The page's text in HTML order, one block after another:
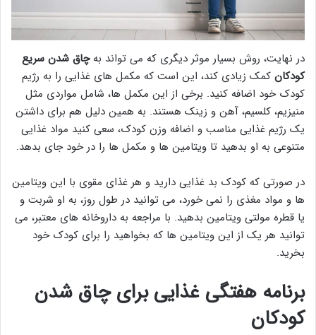
در نهایت، روش بسیار موثر دیگری که می تواند بهچاق شدن سریع
کودکان کمک زیادی کند، این است که مکمل های غذایی را به رژیم
کودک خود اضافه کنید. برخی از این مکمل ها، شامل مواردی مثل
منیزیم، کلسیم، آهن و زینک هستند. به همین دلیل هم برای داشتن
یک رژیم غذایی مناسب و اضافه وزن کودک، سعی کنید مواد غذایی
متنوعی به او بدهید تا ویتامین ها و مکمل ها را در خود جای بدهد.
در صورتی که کودک بد غذایی دارید و هر غذای مقوی با این ویتامین
ها و مواد مغذی را نمی خورد، می توانید در طول روز، به او شربت و
یا قطره مولتی ویتامین بدهید. با مراجعه به داروخانه های معتبر، می
توانید هر یک از این ویتامین ها که بخواهید را برای کودک خود
بخرید.
برنامه هفتگی غذایی برای چاق شدن
کودکان